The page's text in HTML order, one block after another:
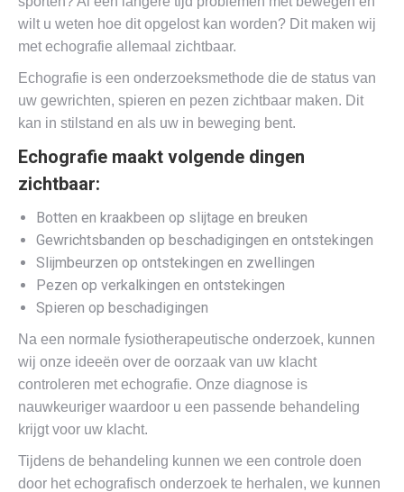
wilt u weten hoe dit opgelost kan worden? Dit maken wij
met echografie allemaal zichtbaar.
Echografie is een onderzoeksmethode die de status van
uw gewrichten, spieren en pezen zichtbaar maken. Dit
kan in stilstand en als uw in beweging bent.
Echografie maakt volgende dingen
zichtbaar:
Botten en kraakbeen op slijtage en breuken
Gewrichtsbanden op beschadigingen en ontstekingen
Slijmbeurzen op ontstekingen en zwellingen
Pezen op verkalkingen en ontstekingen
Spieren op beschadigingen
Na een normale fysiotherapeutische onderzoek, kunnen
wij onze ideeën over de oorzaak van uw klacht
controleren met echografie. Onze diagnose is
nauwkeuriger waardoor u een passende behandeling
krijgt voor uw klacht.
Tijdens de behandeling kunnen we een controle doen
door het echografisch onderzoek te herhalen, we kunnen